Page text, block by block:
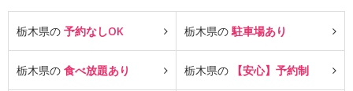
栃木県の 予約なしOK 栃木県の駐車場あり
栃木県の 食べ放題あり 栃木県の 【安心】予約制